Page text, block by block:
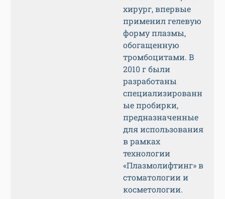
хирург, впервые
применил гелевую
форму плазмы,
обогащенную
тромбоцитами. В
2010 г были
разработаны
специализированн
ые пробирки,
предназначенные
для использования
в рамках
технологии
«Плазмолифтинг» в
стоматологии и
косметологии.